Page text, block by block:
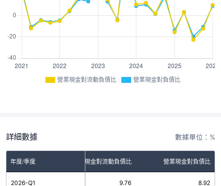
營業現金對流動負債比 營業現金對負債比
詳細數據 數據單位：%
年度/季度 營業現金對流動負債比 營業現金對負債比
2026-Q1 9.76 8.92